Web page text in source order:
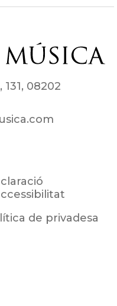
08202
de privadesa